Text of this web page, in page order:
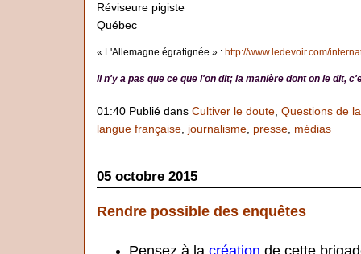
Réviseure pigiste
Québec
« L'Allemagne égratignée » : http://www.ledevoir.com/
Il n'y a pas que ce que l'on dit; la manière dont on le dit,
01:40 Publié dans Cultiver le doute, Questions de
langue française, journalisme, presse, médias
05 octobre 2015
Rendre possible des enquêtes
Pensez à la création de cette